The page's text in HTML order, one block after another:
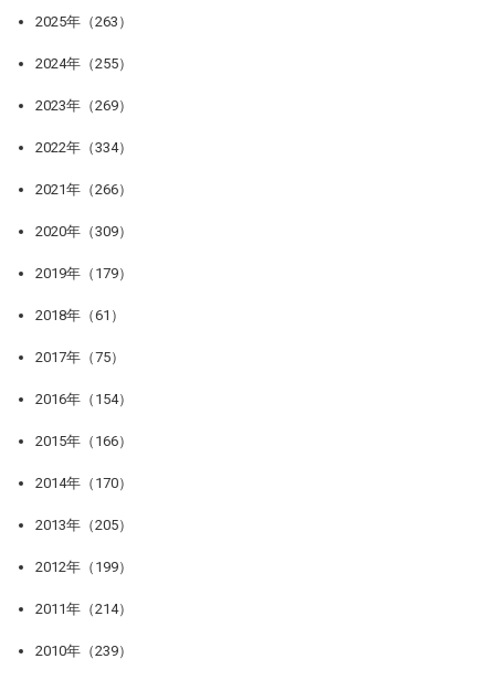
2025年（263）
2024年（255）
2023年（269）
2022年（334）
2021年（266）
2020年（309）
2019年（179）
2018年（61）
2017年（75）
2016年（154）
2015年（166）
2014年（170）
2013年（205）
2012年（199）
2011年（214）
2010年（239）